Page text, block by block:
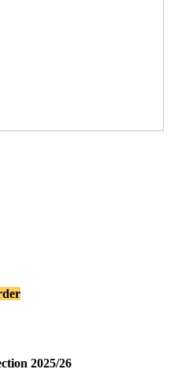
2025/26